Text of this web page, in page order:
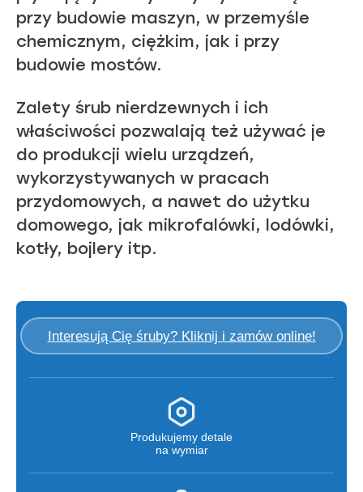
przy budowie maszyn, w przemyśle
chemicznym, ciężkim, jak i przy
budowie mostów.
Zalety śrub nierdzewnych i ich
właściwości pozwalają też używać je
do produkcji wielu urządzeń,
wykorzystywanych w pracach
przydomowych, a nawet do użytku
domowego, jak mikrofalówki, lodówki,
kotły, bojlery itp.
Interesują Cię śruby? Kliknij i zamów online!
Produkujemy detale
na wymiar